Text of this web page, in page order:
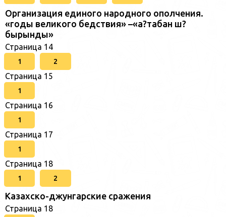
Организация единого народного ополчения.
«годы великого бедствия» –«а?табан ш?
бырынды»
Страница 14
1 2
Страница 15
1
Страница 16
1
Страница 17
1
Страница 18
1 2
Казахско-джунгарские сражения
Страница 18